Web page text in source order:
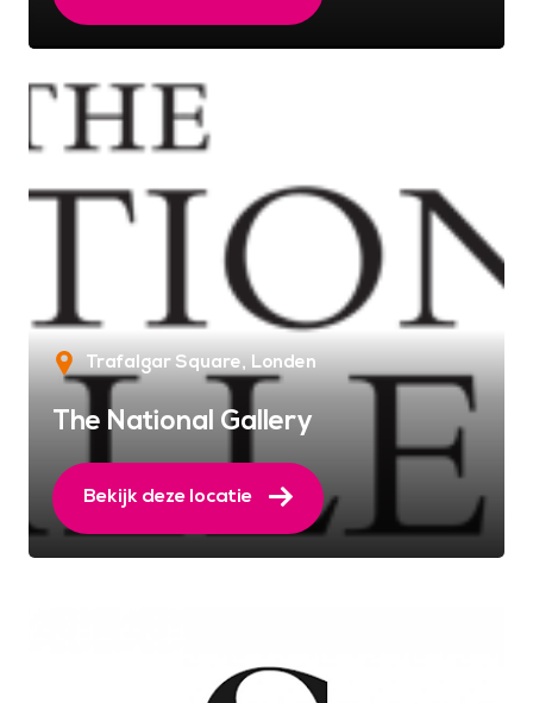
Trafalgar Square Londen
The National Gallery
Bekijk deze locatie